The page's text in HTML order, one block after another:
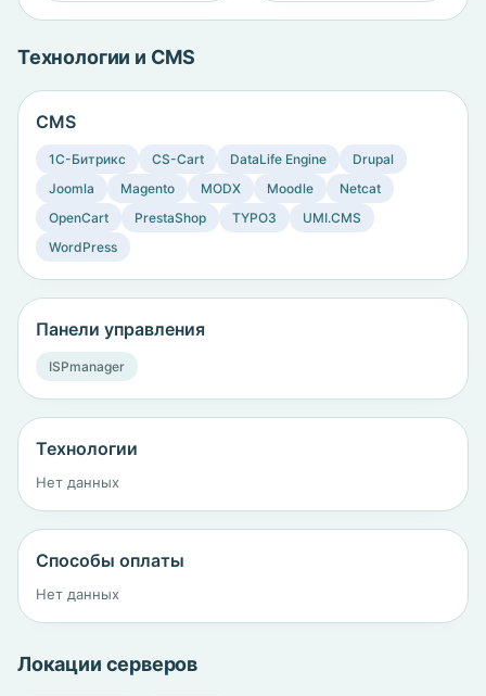
Технологии и CMS
CMS
1C-Битрикс CS-Cart DataLife Engine
Drupal
Joomla
Magento MODX Moodle
Netcat
OpenCart
PrestaShop TYPO3
UMI.CMS
WordPress
Панели управления
ISPmanager
Технологии
Нет данных
Способы оплаты
Нет данных
Локации серверов